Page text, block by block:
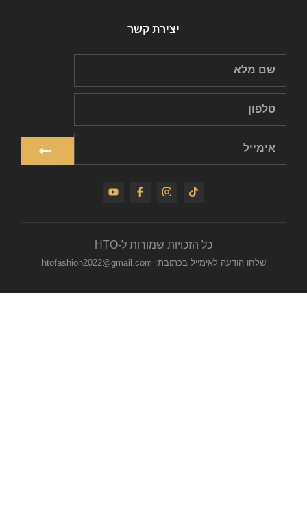
יצירת קשר
כל הזכויות שמורות ל-HTO
שלחו הודעה לאימייל בכתובת: htofashion2022@gmail.com